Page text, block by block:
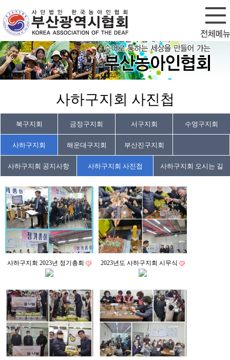
로그인
사하구지회 사진첩
북구지회 금정구지회 서구지회 수영구지회
사하구지회 해운대구지회 부산진구지회
사하구지회 공지사항 사하구지회 사진첩 사하구지회 오시는 길
사하구지회 2023년 정기총회 2023년도 사하구지회 시무식